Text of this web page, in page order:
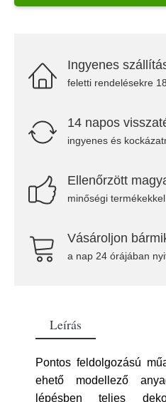
Ingyenes
feletti rendelésekre
14 napos
ingyenes és
Ellenőrzött
minőségi termékekkel
Vásároljon
a nap 24 órájában
Leírás
Pontos feldolgozású
ehető modellező
lépésben teljes